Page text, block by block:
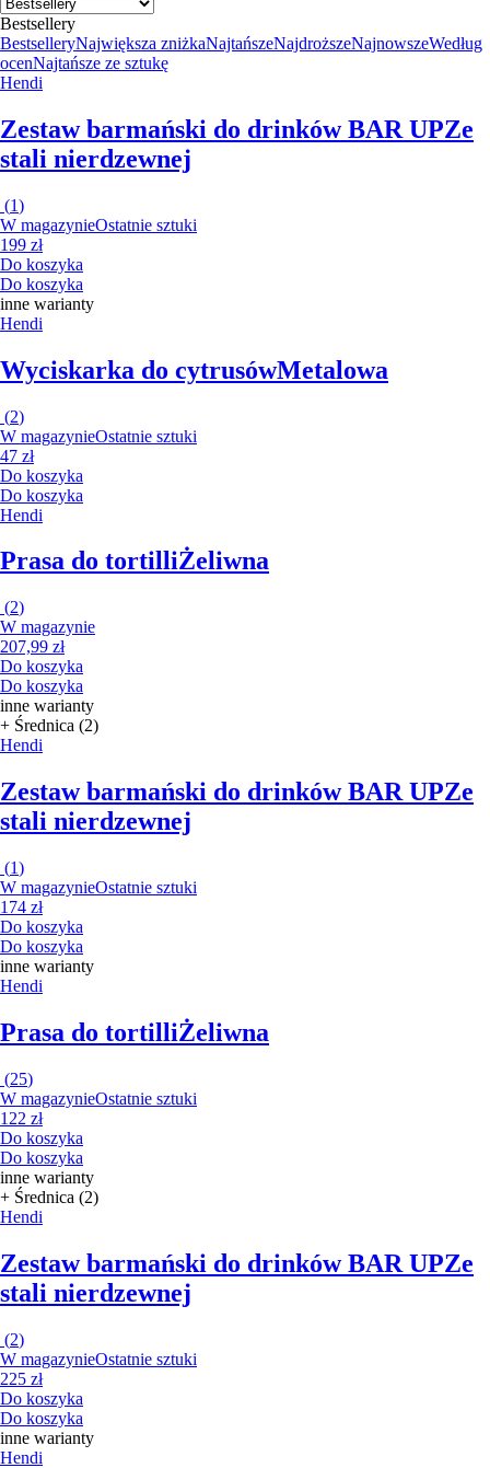
Bestsellery
BestselleryNajwiększa zniżkaNajtańszeNajdroższeNajnowszeWedług
ocenNajtańsze ze sztukę
Hendi
Zestaw barmański do drinków BAR UPZe
stali nierdzewnej
(1)
W magazynieOstatnie sztuki
199 zł
Do koszyka
Do koszyka
inne warianty
Hendi
Wyciskarka do cytrusówMetalowa
(2)
W magazynieOstatnie sztuki
47 zł
Do koszyka
Do koszyka
Hendi
Prasa do tortilliŻeliwna
(2)
W magazynie
207,99 zł
Do koszyka
Do koszyka
inne warianty
+ Średnica (2)
Hendi
Zestaw barmański do drinków BAR UPZe
stali nierdzewnej
(1)
W magazynieOstatnie sztuki
174 zł
Do koszyka
Do koszyka
inne warianty
Hendi
Prasa do tortilliŻeliwna
(25)
W magazynieOstatnie sztuki
122 zł
Do koszyka
Do koszyka
inne warianty
+ Średnica (2)
Hendi
Zestaw barmański do drinków BAR UPZe
stali nierdzewnej
(2)
W magazynieOstatnie sztuki
225 zł
Do koszyka
Do koszyka
inne warianty
Hendi